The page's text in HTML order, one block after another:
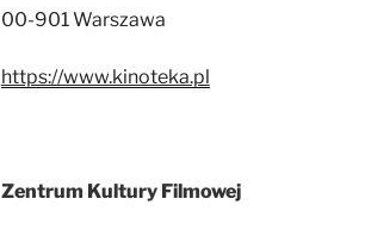
00-901 Warszawa
https://www.kinoteka.pl
Zentrum Kultury Filmowej